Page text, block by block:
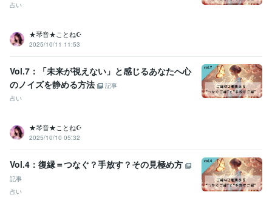
占い
★琴音★ことね☪️
2025/10/11 11:53
Vol.7：「未来が視えない」と感じるあなたへ心
のノイズを静める方法
記事
占い
★琴音★ことね☪️
2025/10/10 05:32
Vol.4：復縁＝つなぐ？手放す？その見極め方
記事
占い